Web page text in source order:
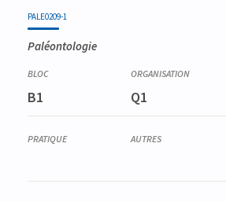
PALE0209-1
Paléontologie
B1 Q1